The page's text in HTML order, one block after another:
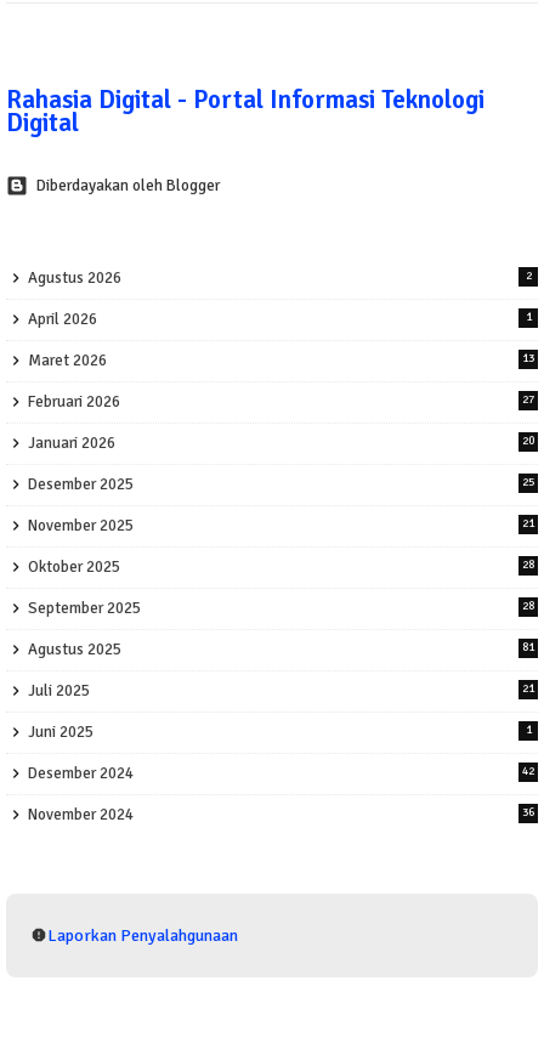
Rahasia Digital - Portal Informasi Teknologi
Digital
Diberdayakan oleh Blogger
Agustus 2026 2
April 2026 1
Maret 2026 13
Februari 2026 27
Januari 2026 20
Desember 2025 25
November 2025 21
Oktober 2025 28
September 2025 28
Agustus 2025 81
Juli 2025 21
Juni 2025 1
Desember 2024 42
November 2024 36
Laporkan Penyalahgunaan